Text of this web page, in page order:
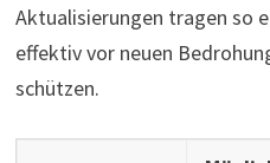
Aktualisierungen tragen so
effektiv vor neuen
schützen.